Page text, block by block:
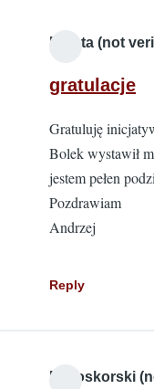
Dolata (not
gratulacje
Gratuluję
Bolek wystawił
jestem pełen
Pozdrawiam
Andrzej
Reply
Bialoskorski